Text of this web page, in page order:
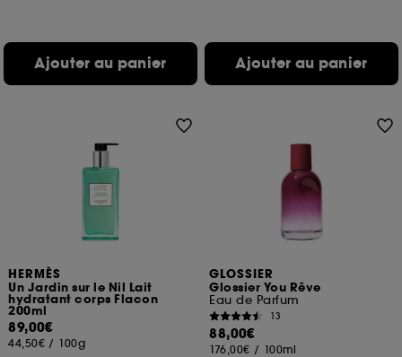
Ajouter au panier Ajouter au panier
HERMÈS
Un Jardin sur le Nil Lait
hydratant corps Flacon
200ml
89,00€
44,50€ / 100g
GLOSSIER
Glossier You Rêve
Eau de Parfum
13
88,00€
176,00€ / 100ml